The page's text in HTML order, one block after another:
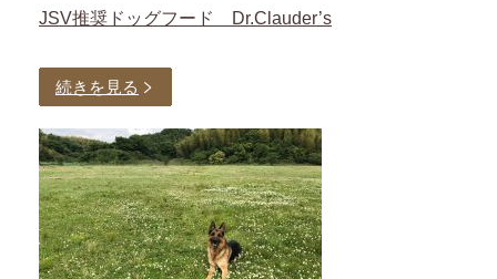
JSV推奨ドッグフード Dr.Clauder’s
続きを見る